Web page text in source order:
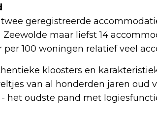
geregistreerde
maar liefst 14
100 woningen relatief veel
kloosters en
van al honderden jaren oud
het oudste pand met